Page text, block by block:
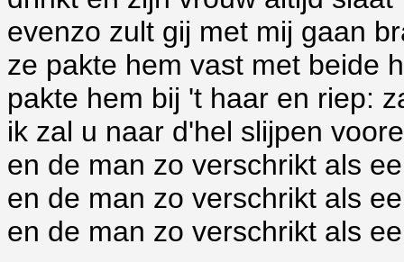
evenzo zult gij met mij gaan
ze pakte hem vast met beide
pakte hem bij 't haar en riep:
ik zal u naar d'hel slijpen
en de man zo verschrikt als
en de man zo verschrikt als
en de man zo verschrikt als